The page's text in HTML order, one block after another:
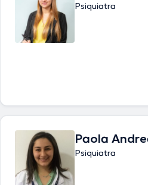
Psiquiatra
Paola
Psiquiatra